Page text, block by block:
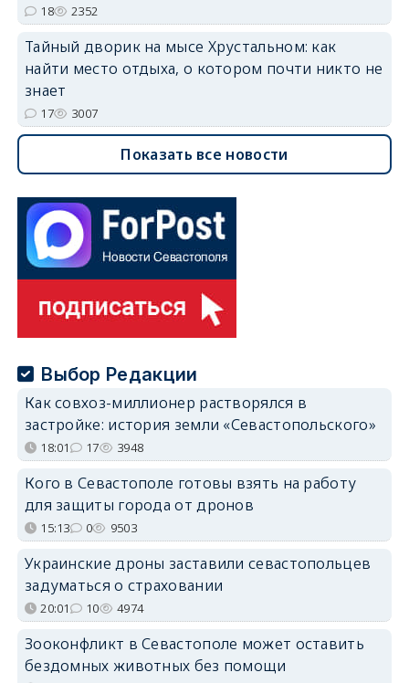
18 2352
Тайный дворик на мысе Хрустальном: как
найти место отдыха, о котором почти никто не
знает
17 3007
Показать все новости
Выбор Редакции
Как совхоз-миллионер растворялся в
застройке: история земли «Севастопольского»
18:01 17 3948
Кого в Севастополе готовы взять на работу
для защиты города от дронов
15:13 0 9503
Украинские дроны заставили севастопольцев
задуматься о страховании
20:01 10 4974
Зооконфликт в Севастополе может оставить
бездомных животных без помощи